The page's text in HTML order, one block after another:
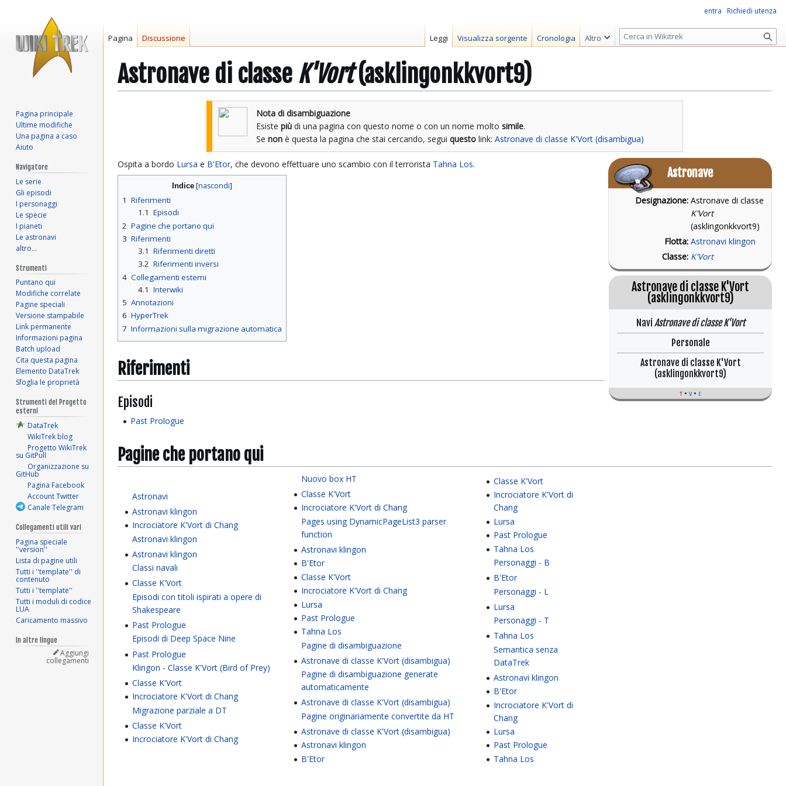
Astronave di classe K'Vort(asklingonkkvort9)
Nota di disambiguazione
Esistepiù di una pagina con questo nome o con un nome moltosimile.
Senon è questa la pagina che stai cercando, seguiquesto link:Astronave di classe K'Vort (disambigua)
Astronave
Designazione: Astronave di classe
K'Vort
(asklingonkkvort9)
Flotta: Astronavi klingon
Classe: K'Vort
Astronave di classe K'Vort
(asklingonkkvort9)
Navi Astronave di classe K'Vort
Personale
Astronave di classe K'Vort
(asklingonkkvort9)
t v e
Ospita a bordo Lursa e B'Etor, che devono effettuare uno scambio con il terrorista Tahna Los.
Indice
1 Riferimenti
1.1 Episodi
2 Pagine che portano qui
3 Riferimenti
3.1 Riferimenti diretti
3.2 Riferimenti inversi
4 Collegamenti esterni
4.1 Interwiki
5 Annotazioni
6 HyperTrek
7 Informazioni sulla migrazione automatica
Riferimenti
Episodi
Past Prologue
Pagine che portano qui
Astronavi
Astronavi klingon
Incrociatore K'Vort di Chang
Astronavi klingon
Astronavi klingon
Classi navali
Classe K'Vort
Episodi con titoli ispirati a opere di
Shakespeare
Past Prologue
Episodi di Deep Space Nine
Past Prologue
Klingon - Classe K'Vort (Bird of Prey)
Classe K'Vort
Incrociatore K'Vort di Chang
Migrazione parziale a DT
Classe K'Vort
Incrociatore K'Vort di Chang
Nuovo box HT
Classe K'Vort
Incrociatore K'Vort di Chang
Pages using DynamicPageList3 parser
function
Astronavi klingon
B'Etor
Classe K'Vort
Incrociatore K'Vort di Chang
Lursa
Past Prologue
Tahna Los
Pagine di disambiguazione
Astronave di classe K'Vort (disambigua)
Pagine di disambiguazione generate
automaticamente
Astronave di classe K'Vort (disambigua)
Pagine originariamente convertite da HT
Astronave di classe K'Vort (disambigua)
Astronavi klingon
B'Etor
Classe K'Vort
Incrociatore K'Vort di
Chang
Lursa
Past Prologue
Tahna Los
Personaggi - B
B'Etor
Personaggi - L
Lursa
Personaggi - T
Tahna Los
Semantica senza
DataTrek
Astronavi klingon
B'Etor
Incrociatore K'Vort di
Chang
Lursa
Past Prologue
Tahna Los
entra Richiedi utenza
Pagina Discussione Leggi Visualizza sorgente Cronologia Altro
R
i
r
c
Pagina principale
Ultime modifiche
Una pagina a caso
Aiuto
Navigatore
Le serie
Gli episodi
I personaggi
Le specie
I pianeti
Le astronavi
altro…
Strumenti
Puntano qui
Modifiche correlate
Pagine speciali
Versione stampabile
Link permanente
Informazioni pagina
Batch upload
Cita questa pagina
Elemento DataTrek
Sfoglia le proprietà
Strumenti del Progetto
esterni
DataTrek
WikiTrek blog
Progetto WikiTrek
su GitPull
Organizzazione su
GitHub
Pagina Facebook
Account Twitter
Canale Telegram
Collegamenti utili vari
Pagina speciale
''version''
Lista di pagine utili
Tutti i ''template'' di
contenuto
Tutti i ''template''
Tutti i moduli di codice
LUA
Caricamento massivo
In altre lingue
Aggiungi
collegamenti